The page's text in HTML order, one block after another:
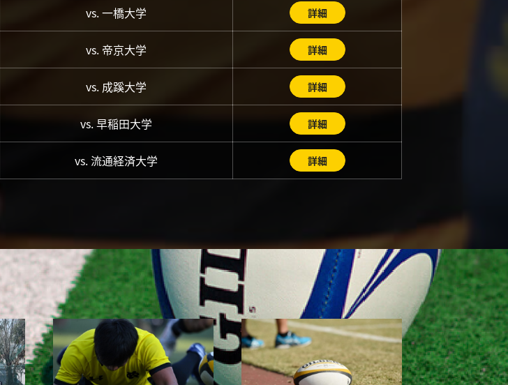
vs. 一橋大学 詳細
vs. 帝京大学 詳細
vs. 成蹊大学 詳細
vs. 早稲田大学 詳細
vs. 流通経済大学 詳細